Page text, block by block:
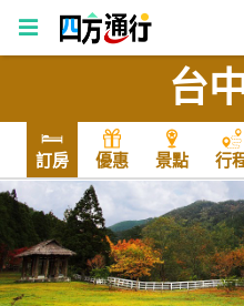
方
通
行
訂
房
台
訂房 優惠 景點 行